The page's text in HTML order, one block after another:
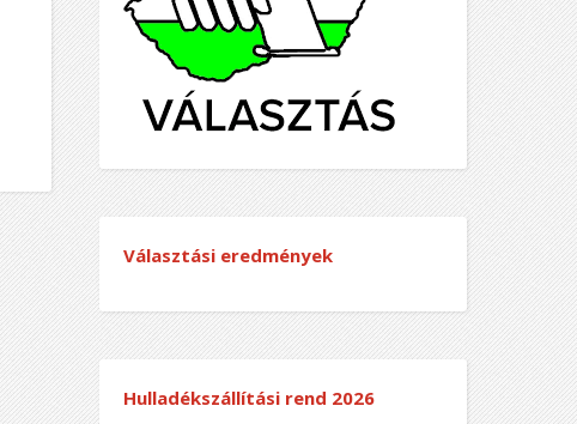
Választási eredmények
Hulladékszállítási rend 2026